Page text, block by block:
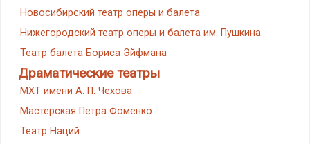
Новосибирский театр оперы и балета
Нижегородский театр оперы и балета им. Пушкина
Театр балета Бориса Эйфмана
Драматические театры
МХТ имени А. П. Чехова
Мастерская Петра Фоменко
Театр Наций